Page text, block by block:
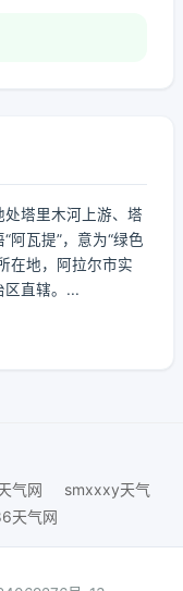
塔里木河上游、塔
阿瓦提”，意为“绿色
在地，阿拉尔市实
区直辖。...
气网
smxxxy天气
天气网